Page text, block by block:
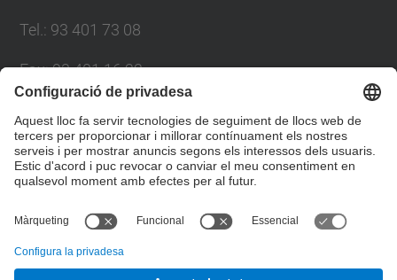
Tel. : 93 401 73 08
Fax:93 401 16 22
Directori UPC
Formulari de contacte